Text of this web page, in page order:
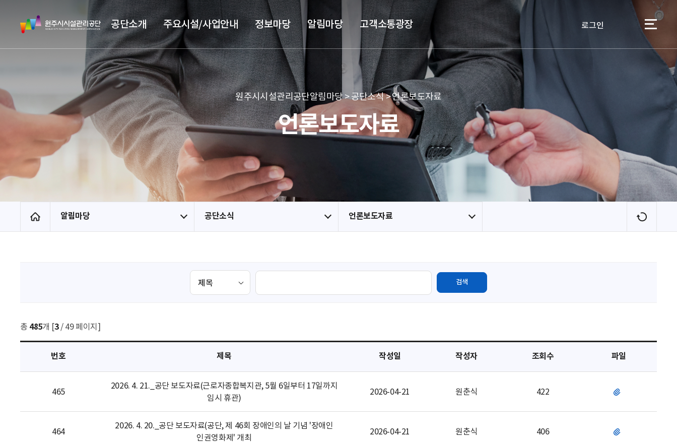
원
주
시
관
단
공단소개 주요시설/사업안내 정보마당 알림마당 고객소통광장 로그인 이용자
원주시시설관리공단알림마당 > 공단소식 > 언론보도자료
언론보도자료
홈 알림마당 공단소식 언론보도자료
새
로
검
검색
총 485개 [3/ 49 페이지]
번호 제목 작성일 작성자 조회수 파일
465
2026. 4. 21._공단 보도자료(근로자종합복지관, 5월 6일부터 17일까지
임시 휴관)
2026-04-21 원춘식 422
파
464
2026. 4. 20._공단 보도자료(공단, 제 46회 장애인의 날 기념 '장애인
인권영화제' 개최
2026-04-21 원춘식 406
파